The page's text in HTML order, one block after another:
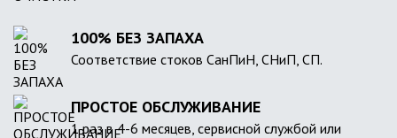
100% БЕЗ ЗАПАХА
Соответствие стоков СанПиН, СНиП, СП.
ПРОСТОЕ ОБСЛУЖИВАНИЕ
1 раз в 4-6 месяцев, сервисной службой или